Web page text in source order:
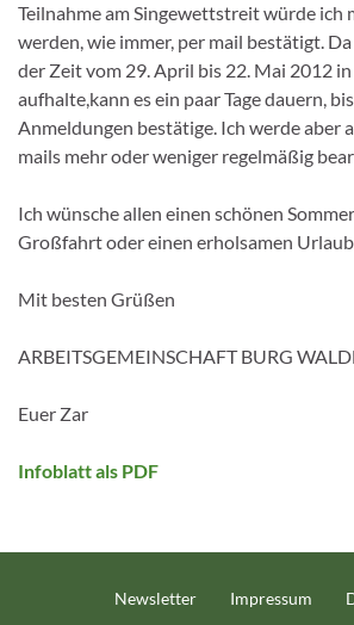
Teilnahme am Singewettstreit würde ich
werden, wie immer, per mail bestätigt.
der Zeit vom 29. April bis 22. Mai 2012
aufhalte,kann es ein paar Tage dauern,
Anmeldungen bestätige. Ich werde aber
mails mehr oder weniger regelmäßig
Ich wünsche allen einen schönen
Großfahrt oder einen erholsamen
Mit besten Grüßen
ARBEITSGEMEINSCHAFT BURG
Euer Zar
Infoblatt als PDF
Newsletter Impressum